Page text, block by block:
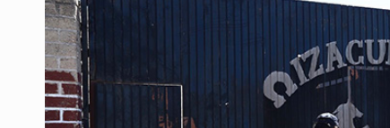
Aseguran pitón dentro de
Sheinbaum anticipa más
Resalta Fujimori
Asume Abelardo De la Espriella